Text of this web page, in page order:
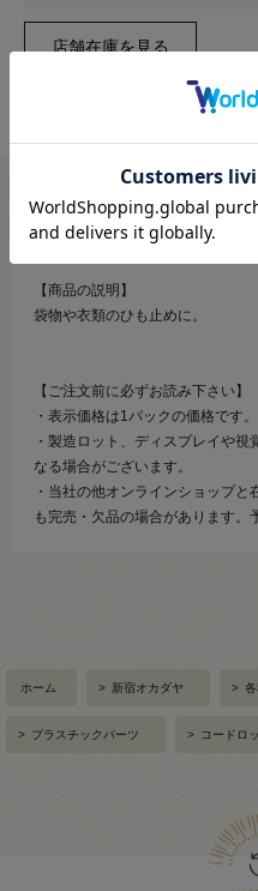
●素材：本体・・・ナイロン / バ
【商品の説明】
袋物や衣類のひも止めに。
【ご注文前に必ずお読み下さい】
・表示価格は1パックの価格です。
・製造ロット、ディスプレイや
なる場合がございます。
・当社の他オンラインショップ
も完売・欠品の場合があります。
ホーム > 新宿オカダヤ >
> プラスチックパーツ > コードロ